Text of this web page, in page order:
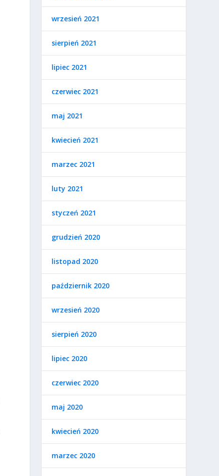
wrzesień 2021
sierpień 2021
lipiec 2021
czerwiec 2021
maj 2021
kwiecień 2021
marzec 2021
luty 2021
styczeń 2021
grudzień 2020
listopad 2020
październik 2020
wrzesień 2020
sierpień 2020
lipiec 2020
czerwiec 2020
maj 2020
kwiecień 2020
marzec 2020